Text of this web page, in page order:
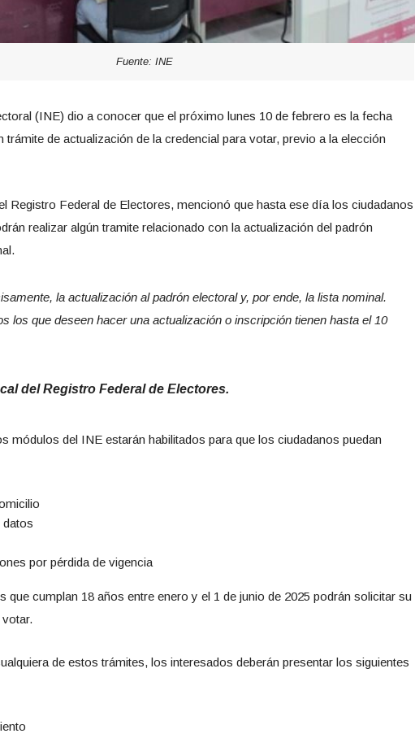
Fuente: INE
(INE) dio a conocer que el próximo lunes 10 de febrero es la fecha
trámite de actualización de la credencial para votar, previo a la elección
Registro Federal de Electores, mencionó que hasta ese día los ciudadanos
realizar algún tramite relacionado con la actualización del padrón
la actualización al padrón electoral y, por ende, la lista nominal.
los que deseen hacer una actualización o inscripción tienen hasta el 10
del Registro Federal de Electores.
módulos del INE estarán habilitados para que los ciudadanos puedan
datos
por pérdida de vigencia
que cumplan 18 años entre enero y el 1 de junio de 2025 podrán solicitar su
de estos trámites, los interesados deberán presentar los siguientes